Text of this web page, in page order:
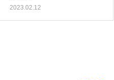
2023.02.12